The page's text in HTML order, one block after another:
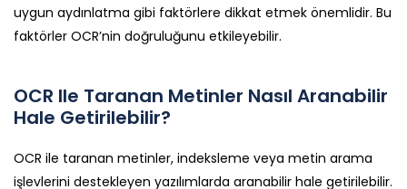
uygun aydınlatma gibi faktörlere dikkat etmek önemlidir. Bu
faktörler OCR’nin doğruluğunu etkileyebilir.
OCR Ile Taranan Metinler Nasıl Aranabilir
Hale Getirilebilir?
OCR ile taranan metinler, indeksleme veya metin arama
işlevlerini destekleyen yazılımlarda aranabilir hale getirilebilir.